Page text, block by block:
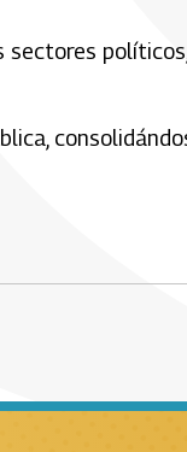
sectores políticos,